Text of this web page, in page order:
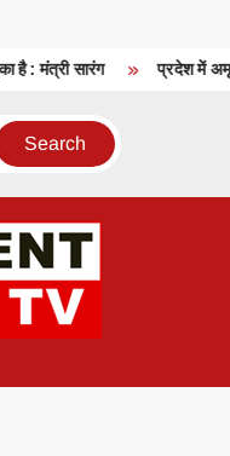
: मंत्री सारंग प्रदेश में